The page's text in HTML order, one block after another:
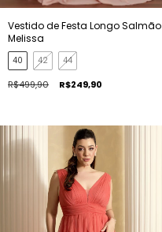
Vestido de Festa Longo Salmão
Melissa
40 42 44
R$499,90 R$249,90